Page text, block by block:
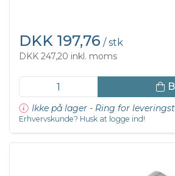
DKK 197,76 / stk
DKK 247,20 inkl. moms
Ikke på lager - Ring for
Erhvervskunde? Husk at logge ind!